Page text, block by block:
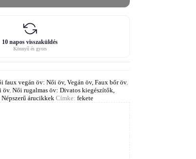
10 napos visszaküldés
Könnyű és gyors
faux vegán öv: Női öv, Vegán öv, Faux bőr öv,
öv, Női rugalmas öv: Divatos kiegészítők,
árucikkek Címke: fekete